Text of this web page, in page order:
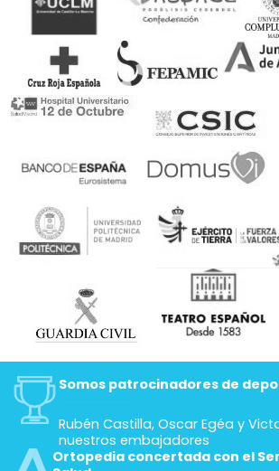
Somos patrocinadores de
Rubén Castilla, Oscar Egéa y
nuestros embajadores
Ortopedia concertada con el